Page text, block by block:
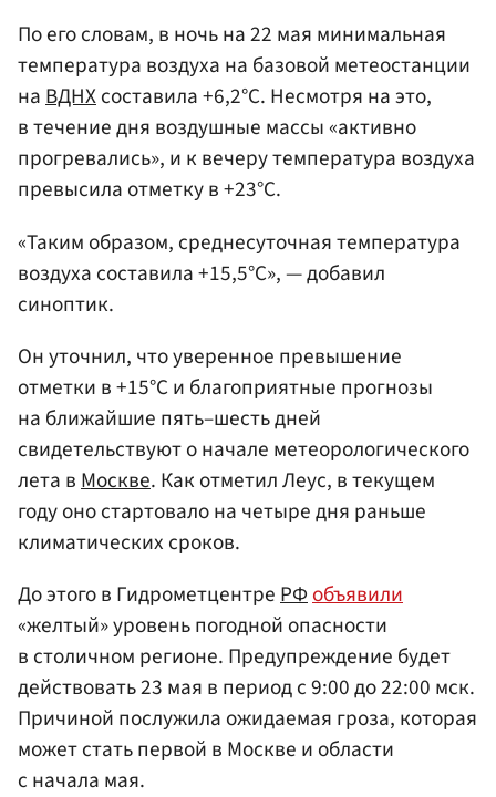
По его словам, в ночь на 22 мая минимальная
температура воздуха на базовой метеостанции
наВДНХсоставила +6,2°C. Несмотря на это,
в течение дня воздушные массы «активно
прогревались», и к вечеру температура воздуха
превысила отметку в +23°C.
«Таким образом, среднесуточная температура
воздуха составила +15,5°C», — добавил
синоптик.
Он уточнил, что уверенное превышение
отметки в +15°C и благоприятные прогнозы
на ближайшие пять–шесть дней
свидетельствуют о начале метеорологического
лета вМоскве. Как отметил Леус, в текущем
году оно стартовало на четыре дня раньше
климатических сроков.
До этого в ГидрометцентреРФобъявили
«желтый» уровень погодной опасности
в столичном регионе. Предупреждение будет
действовать 23 мая в период с 9:00 до 22:00 мск.
Причиной послужила ожидаемая гроза, которая
может стать первой в Москве и области
с начала мая.